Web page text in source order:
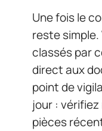
Une fois le
reste
classés par
direct aux
point de
jour :
pièces